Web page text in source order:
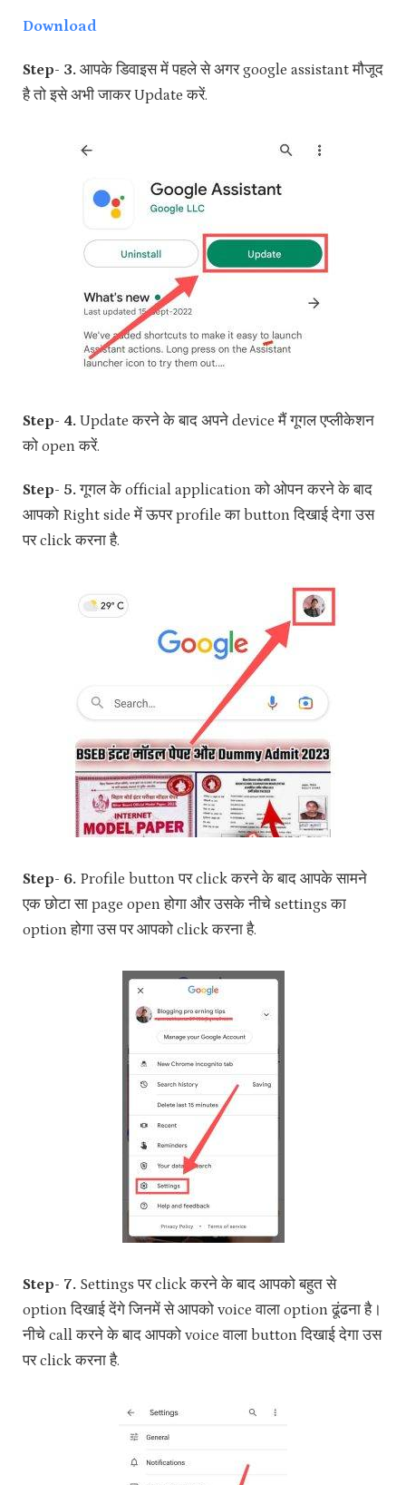
Download
Step- 3. आपके डिवाइस में पहले से अगर google assistant मौजूद
है तो इसे अभी जाकर Update करें.
Step- 4. Update करने के बाद अपने device मैं गूगल एप्लीकेशन
को open करें.
Step- 5.गूगल के official application को ओपन करने के बाद
आपको Right side में ऊपर profile का button दिखाई देगा उस
पर click करना है.
Step- 6. Profile button पर click करने के बाद आपके सामने
एक छोटा सा page open होगा और उसके नीचे settings का
option होगा उस पर आपको click करना है.
Step- 7. Settings पर click करने के बाद आपको बहुत से
option दिखाई देंगे जिनमें से आपको voice वाला option ढूंढना है।
नीचे call करने के बाद आपको voice वाला button दिखाई देगा उस
पर click करना है.